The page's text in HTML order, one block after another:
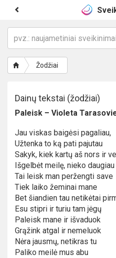
Žodžiai
Dainų tekstai (žodžiai)
Paleisk – Violeta
Jau viskas baigėsi pagaliau,
Užtenka to ką pati pajutau
Sakyk, kiek kartų aš nors ir
Išgelbėt meilę, nieko daugiau
Tai leisk man peržengti save
Tiek laiko žeminai mane
Bet šiandien tau netikėtai
Esu stipri ir turiu tam jėgų
Paleisk mane ir išvaduok
Grąžink atgal ir nemeluok
Nėra jausmų, netikras tu
Paliko meilė mus abu